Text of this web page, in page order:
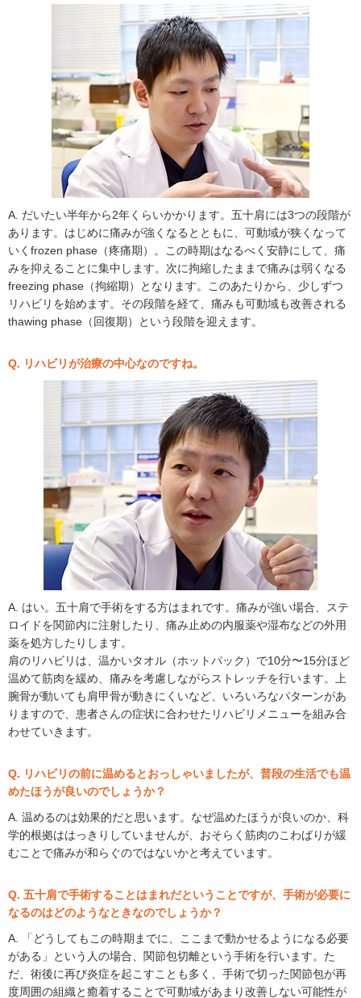
A. だいたい半年から2年くらいかかります。五十肩には3つの段階が
あります。はじめに痛みが強くなるとともに、可動域が狭くなって
いくfrozen phase（疼痛期）。この時期はなるべく安静にして、痛
みを抑えることに集中します。次に拘縮したままで痛みは弱くなる
freezing phase（拘縮期）となります。このあたりから、少しずつ
リハビリを始めます。その段階を経て、痛みも可動域も改善される
thawing phase（回復期）という段階を迎えます。
Q. リハビリが治療の中心なのですね。
A. はい。五十肩で手術をする方はまれです。痛みが強い場合、ステ
ロイドを関節内に注射したり、痛み止めの内服薬や湿布などの外用
薬を処方したりします。
肩のリハビリは、温かいタオル（ホットパック）で10分〜15分ほど
温めて筋肉を緩め、痛みを考慮しながらストレッチを行います。上
腕骨が動いても肩甲骨が動きにくいなど、いろいろなパターンがあ
りますので、患者さんの症状に合わせたリハビリメニューを組み合
わせていきます。
Q. リハビリの前に温めるとおっしゃいましたが、普段の生活でも温
めたほうが良いのでしょうか？
A. 温めるのは効果的だと思います。なぜ温めたほうが良いのか、科
学的根拠ははっきりしていませんが、おそらく筋肉のこわばりが緩
むことで痛みが和らぐのではないかと考えています。
Q. 五十肩で手術することはまれだということですが、手術が必要に
なるのはどのようなときなのでしょうか？
A. 「どうしてもこの時期までに、ここまで動かせるようになる必要
がある」という人の場合、関節包切離という手術を行います。た
だ、術後に再び炎症を起こすことも多く、手術で切った関節包が再
度周囲の組織と癒着することで可動域があまり改善しない可能性が